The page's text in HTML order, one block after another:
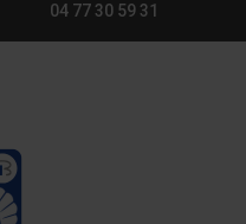
04 77 30 59 31